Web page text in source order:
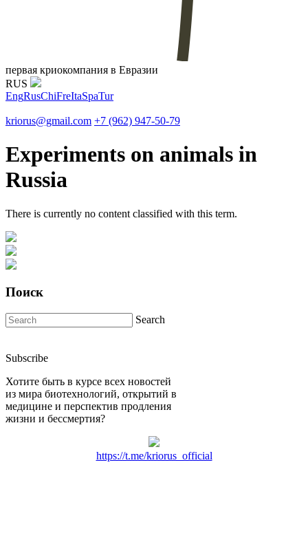
первая криокомпания в Евразии
RUS
EngRusChiFreItaSpaTur
kriorus@gmail.com +7 (962) 947-50-79
Experiments on animals in
Russia
There is currently no content classified with this term.
Поиск
Search
Subscribe
Хотите быть в курсе всех новостей
из мира биотехнологий, открытий в
медицине и перспектив продления
жизни и бессмертия?
https://t.me/kriorus_official